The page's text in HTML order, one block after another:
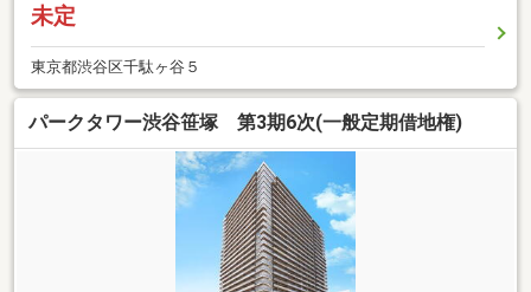
未定
東京都渋谷区千駄ヶ谷５
パークタワー渋谷笹塚 第3期6次(一般定期借地権)